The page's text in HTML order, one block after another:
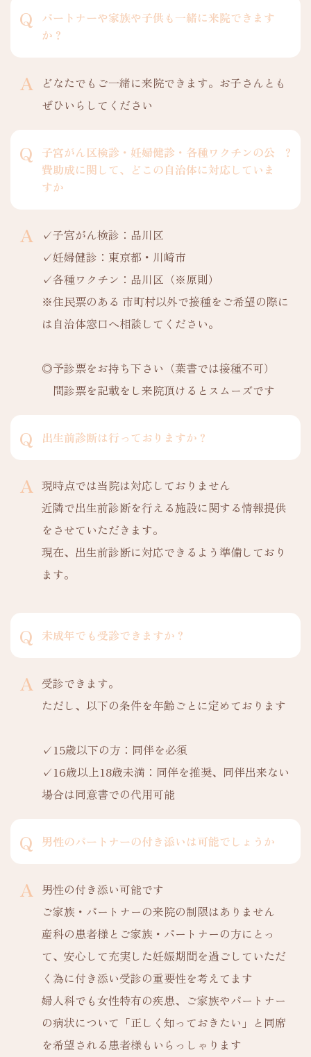
パートナーや家族や子供も一緒に来院できます
か？
どなたでもご一緒に来院できます。お子さんとも
ぜひいらしてください
子宮がん区検診・妊婦健診・各種ワクチンの公
費助成に関して、どこの自治体に対応していま
すか
？
✓子宮がん検診：品川区
✓妊婦健診：東京都・川崎市
✓各種ワクチン：品川区（※原則）
※住民票のある 市町村以外で接種をご希望の際に
は自治体窓口へ相談してください。
◎予診票をお持ち下さい（葉書では接種不可）
問診票を記載をし来院頂けるとスムーズです
出生前診断は行っておりますか？
現時点では当院は対応しておりません
近隣で出生前診断を行える施設に関する情報提供
をさせていただきます。
現在、出生前診断に対応できるよう準備しており
ます。
未成年でも受診できますか？
受診できます。
ただし、以下の条件を年齢ごとに定めております
✓15歳以下の方：同伴を必須
✓16歳以上18歳未満：同伴を推奨、同伴出来ない
場合は同意書での代用可能
男性のパートナーの付き添いは可能でしょうか
男性の付き添い可能です
ご家族・パートナーの来院の制限はありません
産科の患者様とご家族・パートナーの方にとっ
て、安心して充実した妊娠期間を過ごしていただ
く為に付き添い受診の重要性を考えてます
婦人科でも女性特有の疾患、ご家族やパートナー
の病状について「正しく知っておきたい」と同席
を希望される患者様もいらっしゃります